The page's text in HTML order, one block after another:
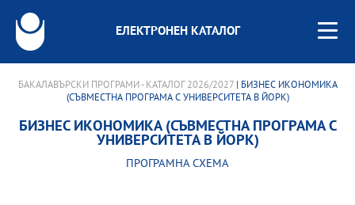
ЕЛЕКТРОНЕН КАТАЛОГ
БАКАЛАВЪРСКИ ПРОГРАМИ - КАТАЛОГ 2026/2027| БИЗНЕС ИКОНОМИКА
(СЪВМЕСТНА ПРОГРАМА С УНИВЕРСИТЕТА В ЙОРК)
БИЗНЕС ИКОНОМИКА (СЪВМЕСТНА ПРОГРАМА С
УНИВЕРСИТЕТА В ЙОРК)
ПРОГРАМНА СХЕМА